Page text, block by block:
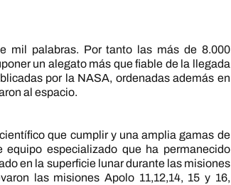
mil palabras. Por tanto las más de 8.000
un alegato más que fiable de la llegada
por la NASA, ordenadas además en
al espacio.
que cumplir y una amplia gamas de
especializado que ha permanecido
en la superficie lunar durante las misiones
las misiones Apolo 11,12,14, 15 y 16,